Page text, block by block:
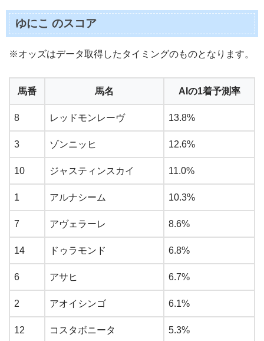
ゆにこ のスコア
※オッズはデータ取得したタイミングのものとなります。
馬番 馬名 AIの1着予測率
8 レッドモンレーヴ 13.8%
3 ゾンニッヒ 12.6%
10 ジャスティンスカイ 11.0%
1 アルナシーム 10.3%
7 アヴェラーレ 8.6%
14 ドゥラモンド 6.8%
6 アサヒ 6.7%
2 アオイシンゴ 6.1%
12 コスタボニータ 5.3%